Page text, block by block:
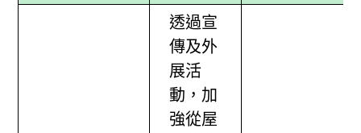
透過宣
傳及外
展活
動，加
強從屋